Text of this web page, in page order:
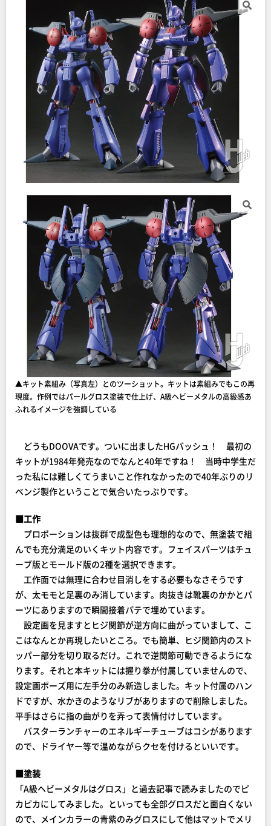
▲キット素組み（写真左）とのツーショット。キットは素組みでもこの再
現度。作例ではパールグロス塗装で仕上げ、A級ヘビーメタルの高級感あ
ふれるイメージを強調している
どうもDOOVAです。ついに出ましたHGバッシュ！ 最初の
キットが1984年発売なのでなんと40年ですね！ 当時中学生だ
った私には難しくてうまいこと作れなかったので40年ぶりのリ
ベンジ製作ということで気合いたっぷりです。
■工作
プロポーションは抜群で成型色も理想的なので、無塗装で組
んでも充分満足のいくキット内容です。フェイスパーツはチュ
ーブ版とモールド版の2種を選択できます。
工作面では無理に合わせ目消しをする必要もなさそうです
が、太モモと足裏のみ消しています。肉抜きは靴裏のかかとパ
ーツにありますので瞬間接着パテで埋めています。
設定画を見ますとヒジ関節が逆方向に曲がっていまして、こ
こはなんとか再現したいところ。でも簡単、ヒジ関節内のスト
ッパー部分を切り取るだけ。これで逆関節可動できるようにな
ります。それと本キットには握り拳が付属していませんので、
設定画ポーズ用に左手分のみ新造しました。キット付属のハン
ドですが、水かきのようなリブがありますので削除しました。
平手はさらに指の曲がりを弄って表情付けしています。
バスターランチャーのエネルギーチューブはコシがあります
ので、ドライヤー等で温めながらクセを付けるといいです。
■塗装
「A級ヘビーメタルはグロス」と過去記事で読みましたのでピ
カピカにしてみました。といっても全部グロスだと面白くない
ので、メインカラーの青紫のみグロスにして他はマットでメリ